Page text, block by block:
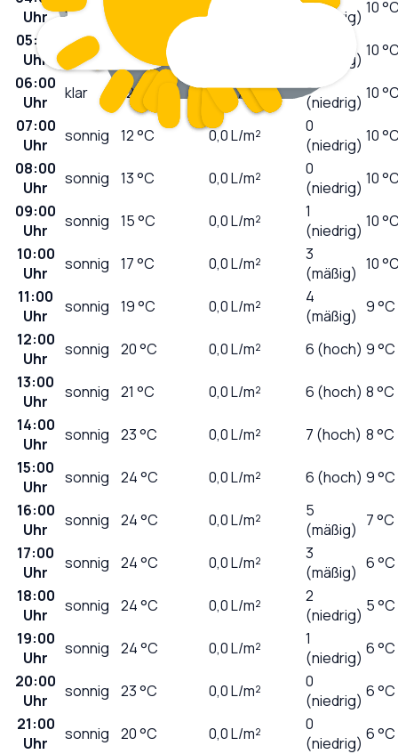
Uhr
klar 0,0
(niedrig) 10
05:00
Uhr
klar 12
(niedrig) 10
06:00
Uhr
klar 12°C 0,0L/m²
0
(niedrig) 10
07:00
Uhr
sonnig 12°C 0,0L/m²
0
(niedrig) 10
08:00
Uhr
sonnig 13°C 0,0L/m²
0
(niedrig) 10
09:00
Uhr
sonnig 15°C 0,0L/m²
1
(niedrig) 10
10:00
Uhr
sonnig 17°C 0,0L/m²
3
(mäßig) 10
11:00
Uhr
sonnig 19°C 0,0L/m²
4
(mäßig) 9 °C
12:00
Uhr
sonnig 20°C 0,0L/m² 6 (hoch) 9 °C
13:00
Uhr
sonnig 21 °C 0,0L/m² 6 (hoch) 8 °C
14:00
Uhr
sonnig 23°C 0,0L/m² 7 (hoch) 8 °C
15:00
Uhr
sonnig 24°C 0,0L/m² 6 (hoch) 9 °C
16:00
Uhr
sonnig 24°C 0,0L/m²
5
(mäßig) 7 °C
17:00
Uhr
sonnig 24°C 0,0L/m²
3
(mäßig) 6 °C
18:00
Uhr
sonnig 24°C 0,0L/m²
2
(niedrig) 5 °C
19:00
Uhr
sonnig 24°C 0,0L/m²
1
(niedrig) 6 °C
20:00
Uhr
sonnig 23°C 0,0L/m²
0
(niedrig) 6 °C
21:00
Uhr
sonnig 20°C 0,0L/m²
0
(niedrig) 6 °C